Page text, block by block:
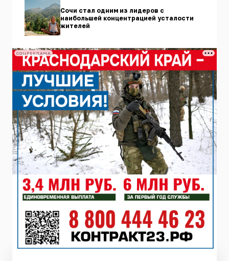
Сочи стал одним из лидеров с
наибольшей концентрацией усталости
жителей
СОЦРЕКЛАМА